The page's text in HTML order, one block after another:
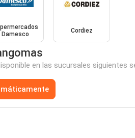
Damesco
Cordiez
en las sucursales siguientes